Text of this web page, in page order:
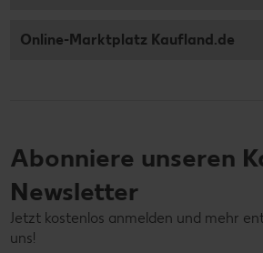
Online-Marktplatz Kaufland.de
Abonniere unseren
Newsletter
Jetzt kostenlos anmelden und mehr
uns!